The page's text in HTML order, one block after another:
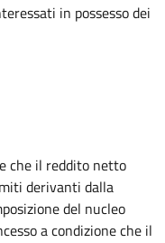
in possesso dei
che il reddito netto
derivanti dalla
del nucleo
a condizione che il